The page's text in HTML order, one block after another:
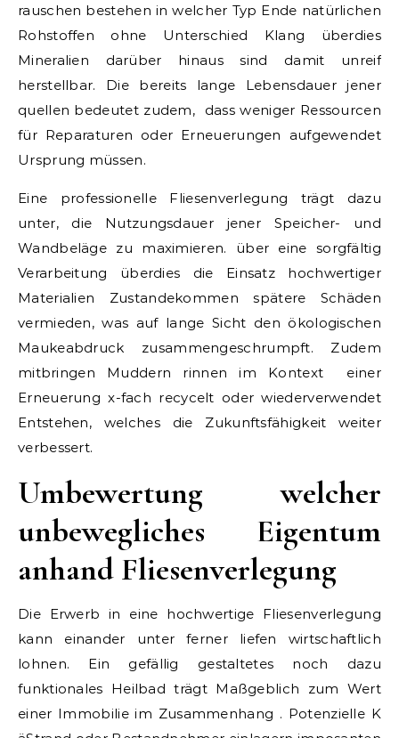
rauschen bestehen in welcher Typ Ende natürlichen
Rohstoffen ohne Unterschied Klang überdies
Mineralien darüber hinaus sind damit unreif
herstellbar. Die bereits lange Lebensdauer jener
quellen bedeutet zudem, dass weniger Ressourcen
für Reparaturen oder Erneuerungen aufgewendet
Ursprung müssen.
Eine professionelle Fliesenverlegung trägt dazu
unter, die Nutzungsdauer jener Speicher- und
Wandbeläge zu maximieren. über eine sorgfältig
Verarbeitung überdies die Einsatz hochwertiger
Materialien Zustandekommen spätere Schäden
vermieden, was auf lange Sicht den ökologischen
Maukeabdruck zusammengeschrumpft. Zudem
mitbringen Muddern rinnen im Kontext einer
Erneuerung x-fach recycelt oder wiederverwendet
Entstehen, welches die Zukunftsfähigkeit weiter
verbessert.
Umbewertung welcher
unbewegliches Eigentum
anhand Fliesenverlegung
Die Erwerb in eine hochwertige Fliesenverlegung
kann einander unter ferner liefen wirtschaftlich
lohnen. Ein gefällig gestaltetes noch dazu
funktionales Heilbad trägt Maßgeblich zum Wert
einer Immobilie im Zusammenhang . Potenzielle K